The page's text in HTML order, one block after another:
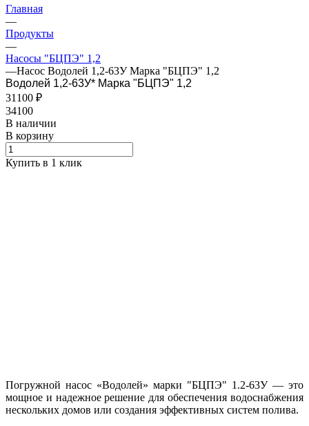
Главная
—
Продукты
—
Насосы "БЦПЭ" 1,2
—Насос Водолей 1,2-63У Марка "БЦПЭ" 1,2
Водолей 1,2-63У* Марка "БЦПЭ" 1,2
31100 ₽
34100
В наличии
В корзину
Купить в 1 клик
Погружной насос «Водолей» марки "БЦПЭ" 1.2-63У — это
мощное и надежное решение для обеспечения водоснабжения
нескольких домов или создания эффективных систем полива.